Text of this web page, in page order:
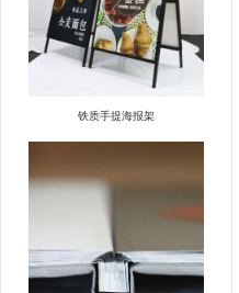
铁质手提海报架